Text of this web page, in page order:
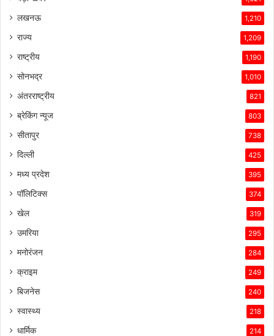
लखनऊ 1,210
राज्य 1,209
राष्ट्रीय 1,190
सोनभद्र 1,010
अंतरराष्ट्रीय 821
ब्रेकिंग न्यूज 803
सीतापुर 738
दिल्ली 425
मध्य प्रदेश 395
पॉलिटिक्स 374
खेल 319
उमरिया 295
मनोरंजन 284
क्राइम 249
बिजनेस 240
स्वास्थ्य 218
धार्मिक 214